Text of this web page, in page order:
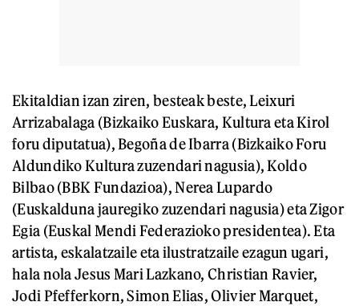
Ekitaldian izan ziren, besteak beste, Leixuri
Arrizabalaga (Bizkaiko Euskara, Kultura eta Kirol
foru diputatua), Begoña de Ibarra (Bizkaiko Foru
Aldundiko Kultura zuzendari nagusia), Koldo
Bilbao (BBK Fundazioa), Nerea Lupardo
(Euskalduna jauregiko zuzendari nagusia) eta Zigor
Egia (Euskal Mendi Federazioko presidentea). Eta
artista, eskalatzaile eta ilustratzaile ezagun ugari,
hala nola Jesus Mari Lazkano, Christian Ravier,
Jodi Pfefferkorn, Simon Elias, Olivier Marquet,